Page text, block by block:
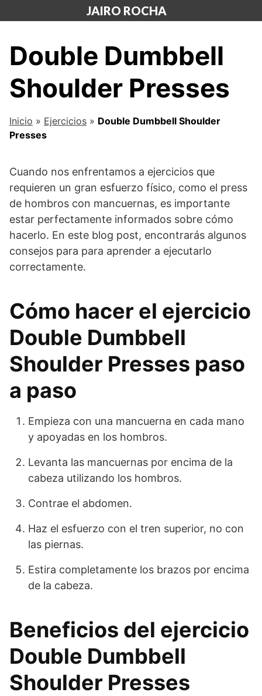
al
JAIRO ROCHA
Double Dumbbell
Shoulder Presses
Inicio » Ejercicios » Double Dumbbell Shoulder
Presses
Cuando nos enfrentamos a ejercicios que
requieren un gran esfuerzo físico, como el press
de hombros con mancuernas, es importante
estar perfectamente informados sobre cómo
hacerlo. En este blog post, encontrarás algunos
consejos para para aprender a ejecutarlo
correctamente.
Cómo hacer el ejercicio
Double Dumbbell
Shoulder Presses paso
a paso
Empieza con una mancuerna en cada mano
y apoyadas en los hombros.
Levanta las mancuernas por encima de la
cabeza utilizando los hombros.
Contrae el abdomen.
Haz el esfuerzo con el tren superior, no con
las piernas.
Estira completamente los brazos por encima
de la cabeza.
Beneficios del ejercicio
Double Dumbbell
Shoulder Presses